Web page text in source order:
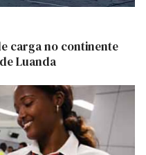
carga no continente
Luanda